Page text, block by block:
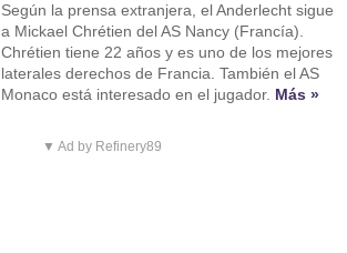
Según la prensa extranjera, el Anderlecht sigue
a Mickael Chrétien del AS Nancy (Francía).
Chrétien tiene 22 años y es uno de los mejores
laterales derechos de Francia. También el AS
Monaco está interesado en el jugador. Más »
▼ Ad by Refinery89